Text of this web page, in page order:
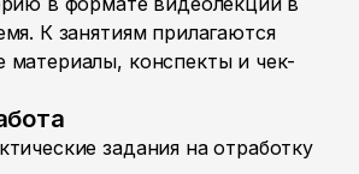
К занятиям прилагаются
материалы, конспекты и чек-
задания на отработку